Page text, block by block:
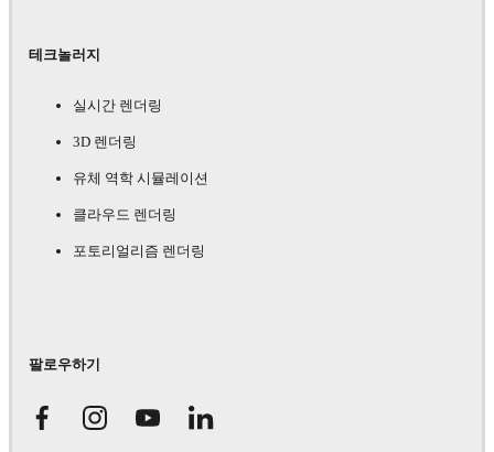
테크놀러지
실시간 렌더링
3D 렌더링
유체 역학 시뮬레이션
클라우드 렌더링
포토리얼리즘 렌더링
팔로우하기